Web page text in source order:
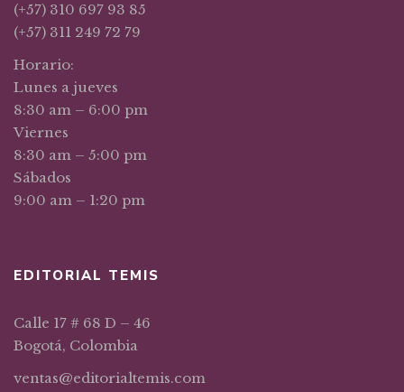
(+57) 310 697 93 85
(+57) 311 249 72 79
Horario:
Lunes a jueves
8:30 am – 6:00 pm
Viernes
8:30 am – 5:00 pm
Sábados
9:00 am – 1:20 pm
EDITORIAL TEMIS
Calle 17 # 68 D – 46
Bogotá, Colombia
ventas@editorialtemis.com